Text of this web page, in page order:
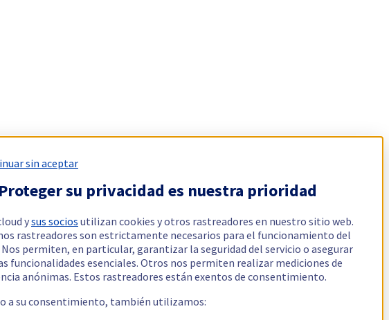
sin aceptar
Proteger su privacidad es nuestra prioridad
ysus socios utilizan cookies y otros rastreadores en nuestro sitio web.
rastreadores son estrictamente necesarios para el funcionamiento del
permiten, en particular, garantizar la seguridad del servicio o asegurar
funcionalidades esenciales. Otros nos permiten realizar mediciones de
anónimas. Estos rastreadores están exentos de consentimiento.
a su consentimiento, también utilizamos: